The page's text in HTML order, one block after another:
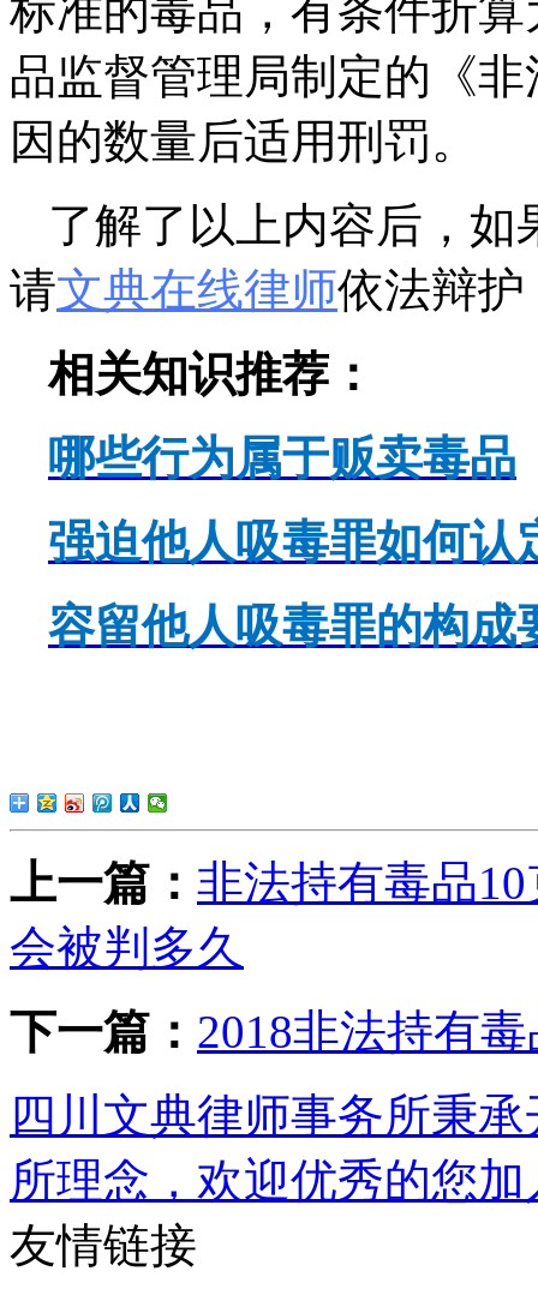
标准的毒品，有条件折
品监督管理局制定的《
因的数量后适用刑罚。
了解了以上内容后，
请文典在线律师依法辩
相关知识推荐：
哪些行为属于贩卖毒品
强迫他人吸毒罪如何认
容留他人吸毒罪的构成
上一篇： 非法持有毒品10
会被判多久
下一篇： 2018非法持有
四川文典律师事务所秉
所理念，欢迎优秀的您
友情链接